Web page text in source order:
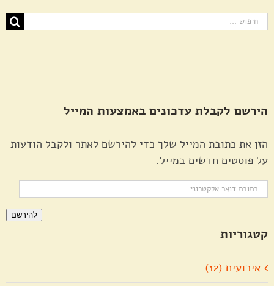
חיפוש...
הירשם לקבלת עדכונים באמצעות המייל
הזן את כתובת המייל שלך כדי להירשם לאתר ולקבל הודעות
על פוסטים חדשים במייל.
כתובת
להירשם
קטגוריות
אירועים (12)